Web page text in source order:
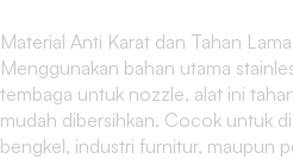
Material Anti Karat dan Tahan Lama
Menggunakan bahan utama
tembaga untuk nozzle, alat ini
mudah dibersihkan. Cocok untuk
bengkel, industri furnitur, maupun